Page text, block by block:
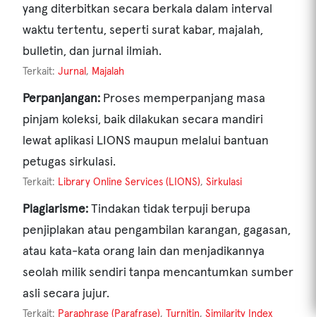
yang diterbitkan secara berkala dalam interval
waktu tertentu, seperti surat kabar, majalah,
bulletin, dan jurnal ilmiah.
Terkait: Jurnal, Majalah
Perpanjangan: Proses memperpanjang masa
pinjam koleksi, baik dilakukan secara mandiri
lewat aplikasi LIONS maupun melalui bantuan
petugas sirkulasi.
Terkait: Library Online Services (LIONS), Sirkulasi
Plagiarisme:Tindakan tidak terpuji berupa
penjiplakan atau pengambilan karangan, gagasan,
atau kata-kata orang lain dan menjadikannya
seolah milik sendiri tanpa mencantumkan sumber
asli secara jujur.
Terkait: Paraphrase (Parafrase), Turnitin, Similarity Index